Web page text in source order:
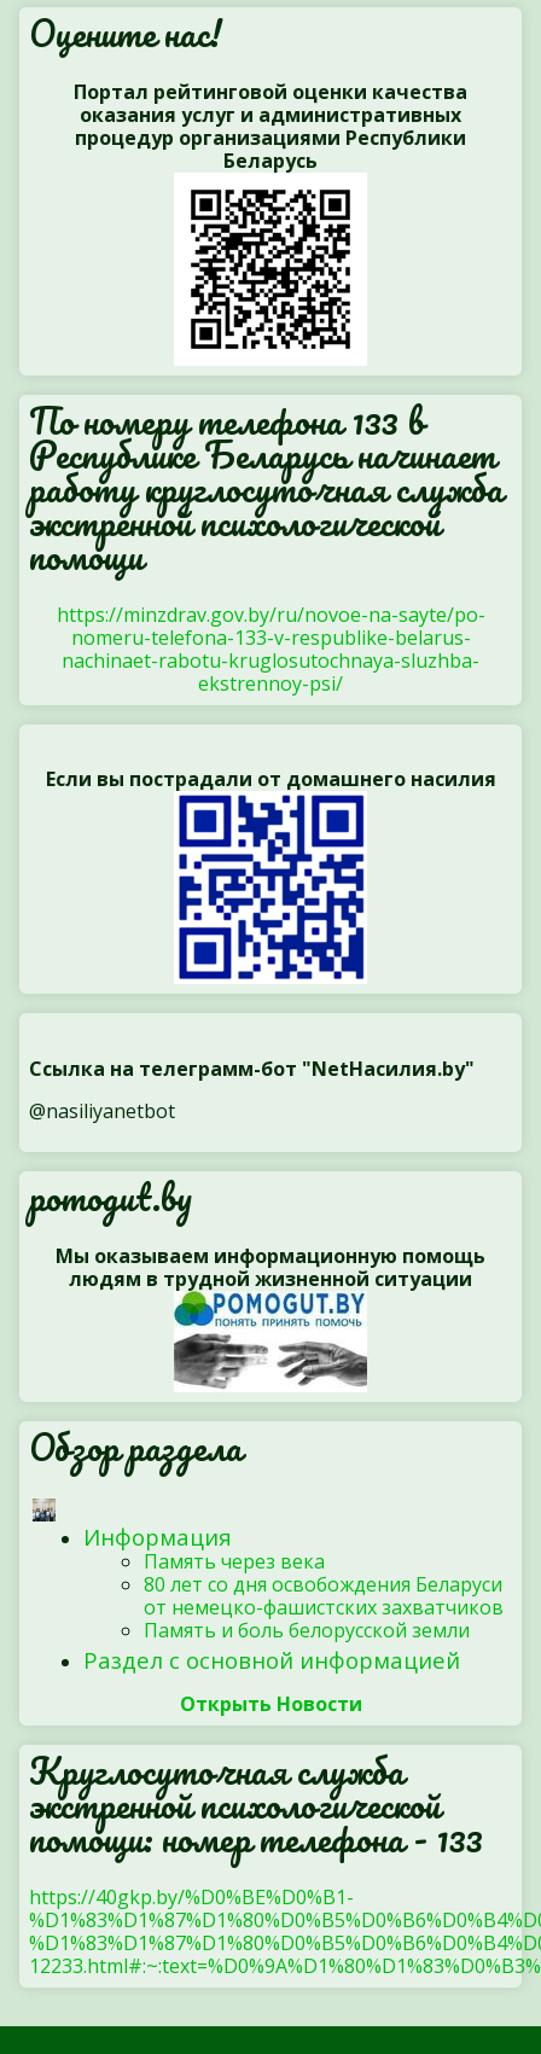
Оцените нас!
Портал рейтинговой оценки качества
оказания услуг и административных
процедур организациями Республики
Беларусь
По номеру телефона 133 в
Республике Беларусь начинает
работу круглосуточная служба
экстренной психологической
помощи
https://minzdrav.gov.by/ru/novoe-na-sayte/po-
nomeru-telefona-133-v-respublike-belarus-
nachinaet-rabotu-kruglosutochnaya-sluzhba-
ekstrennoy-psi/
Если вы пострадали от домашнего насилия
Ссылка на телеграмм-бот "NetНасилия.by"
@nasiliyanetbot
pomogut.by
Мы оказываем информационную помощь
людям в трудной жизненной ситуации
Обзор раздела
Информация
Память через века
80 лет со дня освобождения Беларуси
от немецко-фашистских захватчиков
Память и боль белорусской земли
Раздел с основной информацией
Открыть Новости
Круглосуточная служба
экстренной психологической
помощи: номер телефона - 133
https://40gkp.by/%D0%BE%D0%B1-